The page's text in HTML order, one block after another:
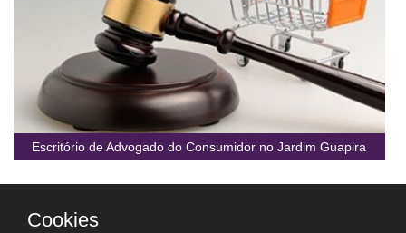
Escritório de Advogado do Consumidor no Jardim Guapira
Cookies